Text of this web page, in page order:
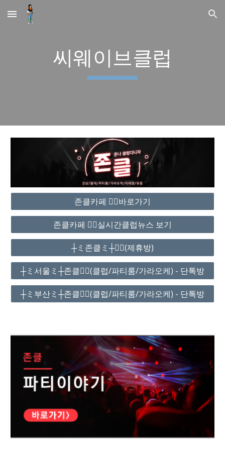
Skip to main content Skip to navigation
씨웨이브클럽
존클카페 ❤️‍🔥바로가기
존클카페 ❤️‍🔥실시간클럽뉴스 보기
┼ミ존클ミ┼❤️‍🔥(제휴방)
┼ミ서울ミ┼존클❤️‍🔥(클럽/파티룸/가라오케) - 단톡방
┼ミ부산ミ┼존클❤️‍🔥(클럽/파티룸/가라오케) - 단톡방